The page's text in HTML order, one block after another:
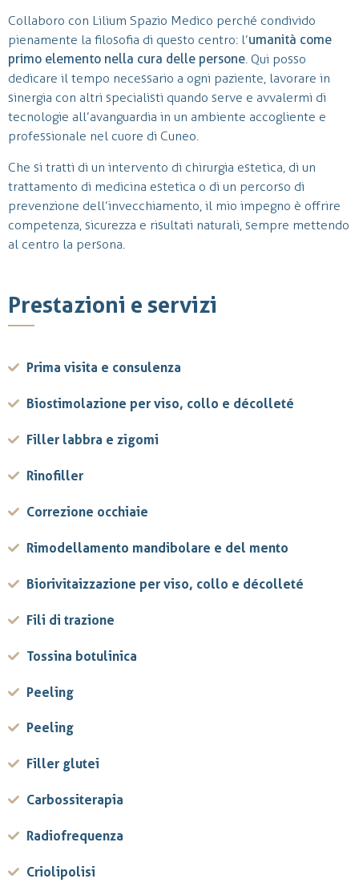
Collaboro con Lilium Spazio Medico perché condivido
pienamente la filosofia di questo centro: l’umanità come
primo elemento nella cura delle persone. Qui posso
dedicare il tempo necessario a ogni paziente, lavorare in
sinergia con altri specialisti quando serve e avvalermi di
tecnologie all’avanguardia in un ambiente accogliente e
professionale nel cuore di Cuneo.
Che si tratti di un intervento di chirurgia estetica, di un
trattamento di medicina estetica o di un percorso di
prevenzione dell’invecchiamento, il mio impegno è offrire
competenza, sicurezza e risultati naturali, sempre mettendo
al centro la persona.
Prestazioni e servizi
Prima visita e consulenza
Biostimolazione per viso, collo e décolleté
Filler labbra e zigomi
Rinofiller
Correzione occhiaie
Rimodellamento mandibolare e del mento
Biorivitaizzazione per viso, collo e décolleté
Fili di trazione
Tossina botulinica
Peeling
Peeling
Filler glutei
Carbossiterapia
Radiofrequenza
Criolipolisi